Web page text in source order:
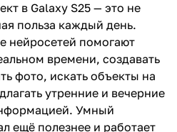
в Galaxy S25 — это не
польза каждый день.
нейросетей помогают
времени, создавать
фото, искать объекты на
утренние и вечерние
Умный
ещё полезнее и работает